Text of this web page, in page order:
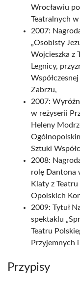
Wrocławiu
Teatralnych w
2007:
„Osobisty
Wojcieszka z
Legnicy,
Zabrzu,
2007:
w reżyserii
Heleny
Sztuki
2008:
rolę Dantona
Klaty z
Opolskich
2009: Tytuł
spektaklu
Teatru
Przyjemnych
Przypisy